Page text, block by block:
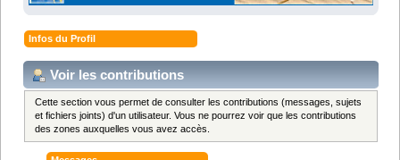
Infos du Profil
Voir les contributions
Cette section vous permet de consulter les contributions (messages, sujets
et fichiers joints) d'un utilisateur. Vous ne pourrez voir que les contributions
des zones auxquelles vous avez accès.